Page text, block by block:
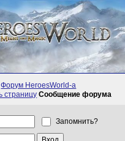
Форум HeroesWorld-а
Сообщение форума
Запомнить?